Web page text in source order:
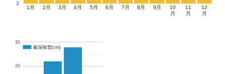
1月 2月 3月 4月 5月 6月 7月 8月 9月
10
月
11
月
12
月
3
20
30
最深積雪(cm)
最深積雪(cm)